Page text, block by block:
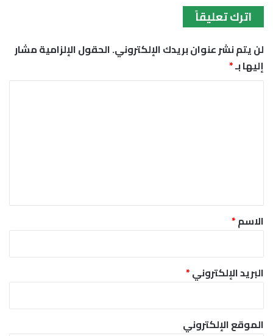
اترك تعليقاً
لن يتم نشر عنوان بريدك الإلكتروني.الحقول الإلزامية مشار
إليها بـ*
*
الاسم*
البريد الإلكتروني*
الموقع الإلكتروني